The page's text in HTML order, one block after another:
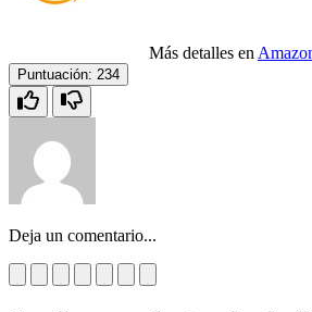
Más detalles en
Puntuación: 234
Deja un comentario...